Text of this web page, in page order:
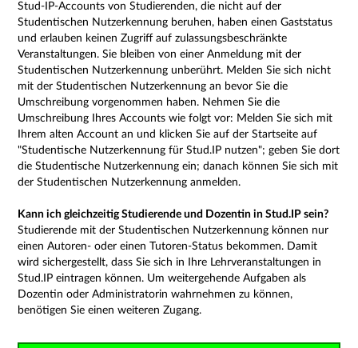
Stud-IP-Accounts von Studierenden, die nicht auf der
Studentischen Nutzerkennung beruhen, haben einen Gaststatus
und erlauben keinen Zugriff auf zulassungsbeschränkte
Veranstaltungen. Sie bleiben von einer Anmeldung mit der
Studentischen Nutzerkennung unberührt. Melden Sie sich nicht
mit der Studentischen Nutzerkennung an bevor Sie die
Umschreibung vorgenommen haben. Nehmen Sie die
Umschreibung Ihres Accounts wie folgt vor: Melden Sie sich mit
Ihrem alten Account an und klicken Sie auf der Startseite auf
"Studentische Nutzerkennung für Stud.IP nutzen"; geben Sie dort
die Studentische Nutzerkennung ein; danach können Sie sich mit
der Studentischen Nutzerkennung anmelden.
Kann ich gleichzeitig Studierende und Dozentin in Stud.IP sein?
Studierende mit der Studentischen Nutzerkennung können nur
einen Autoren- oder einen Tutoren-Status bekommen. Damit
wird sichergestellt, dass Sie sich in Ihre Lehrveranstaltungen in
Stud.IP eintragen können. Um weitergehende Aufgaben als
Dozentin oder Administratorin wahrnehmen zu können,
benötigen Sie einen weiteren Zugang.